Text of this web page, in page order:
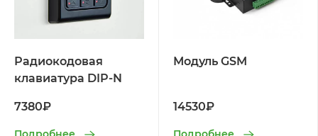
Радиокодовая
клавиатура DIP-N
7380₽
Модуль GSM
14530₽